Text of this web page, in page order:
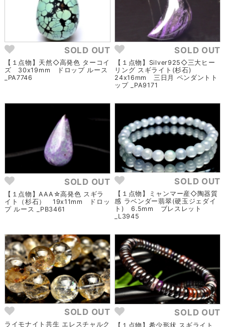
SOLD OUT
【１点物】天然◇高発色 ターコイ
ズ 30x19mm ドロップ ルース
_PA7746
SOLD OUT
【１点物】Silver925◇三大ヒー
リング スギライト(杉石)
24x16mm 三日月 ペンダントト
ップ _PA9171
SOLD OUT
【１点物】AAA☆高発色 スギラ
イト（杉石） 19x11mm ドロッ
プ ルース _PB3461
SOLD OUT
【１点物】ミャンマー産◇陶器質
感 ラベンダー翡翠(硬玉ジェダイ
ト) 6.5mm ブレスレット
_L3945
SOLD OUT
ライモナイト共生 エレスチャルク
SOLD OUT
【１点物】希少形状 スギライト